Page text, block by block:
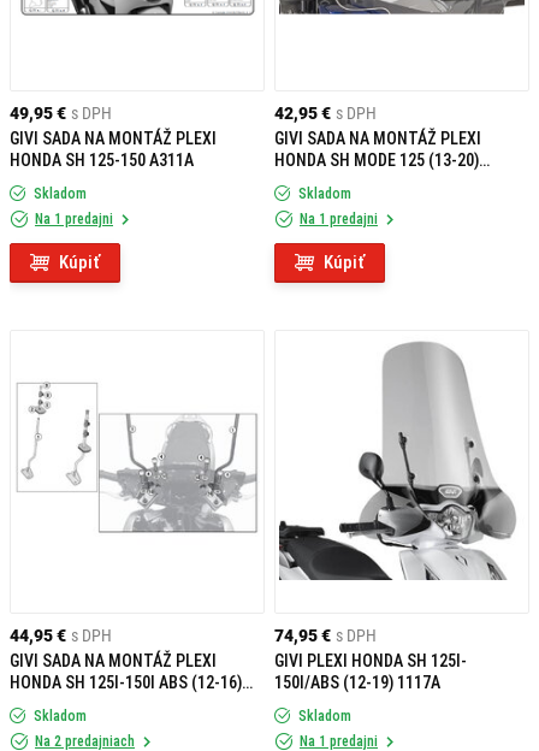
49,95 € s DPH
GIVI SADA NA MONTÁŽ PLEXI
HONDA SH 125-150 A311A
Skladom
Na 1 predajni
Kúpiť
42,95 € s DPH
GIVI SADA NA MONTÁŽ PLEXI
HONDA SH MODE 125 (13-20)
A1125A
Skladom
Na 1 predajni
Kúpiť
44,95 € s DPH
GIVI SADA NA MONTÁŽ PLEXI
HONDA SH 125I-150I ABS (12-16)
A1117A
Skladom
Na 2 predajniach
74,95 € s DPH
GIVI PLEXI HONDA SH 125I-
150I/ABS (12-19) 1117A
Skladom
Na 1 predajni